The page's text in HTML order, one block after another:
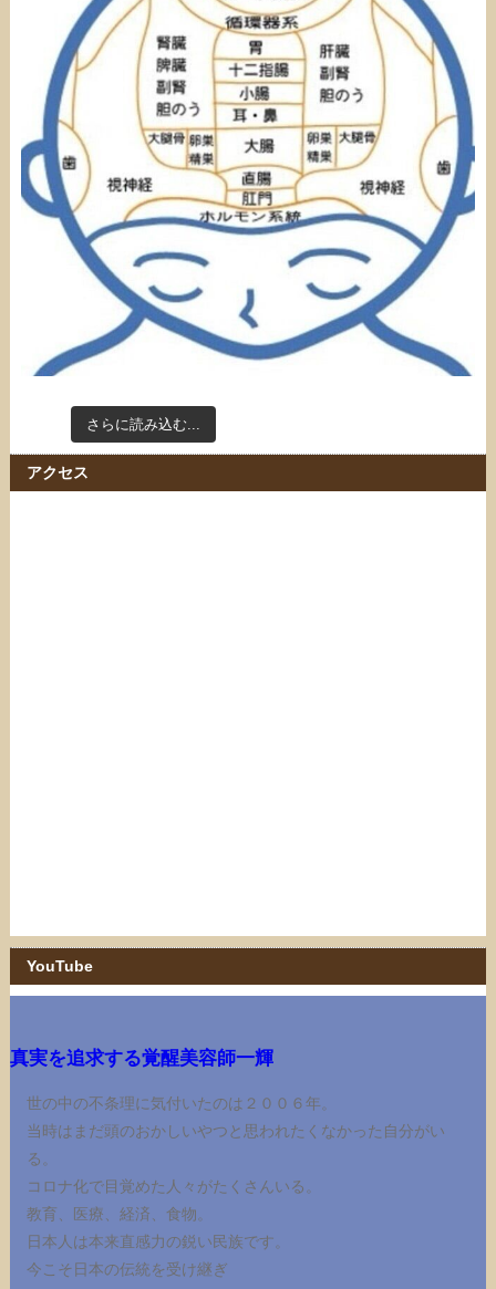
さらに読み込む...
アクセス
YouTube
真実を追求する覚醒美容師一輝
世の中の不条理に気付いたのは２００６年。
当時はまだ頭のおかしいやつと思われたくなかった自分がい
る。
コロナ化で目覚めた人々がたくさんいる。
教育、医療、経済、食物。
日本人は本来直感力の鋭い民族です。
今こそ日本の伝統を受け継ぎ